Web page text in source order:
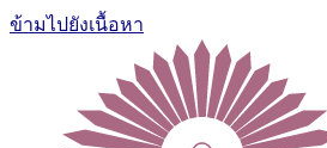
ข้ามไปยังเนื้อหา